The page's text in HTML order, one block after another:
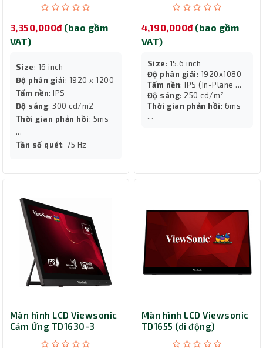
3,350,000đ (bao gồm
VAT)
Size: 16 inch
Độ phân giải: 1920 x 1200
Tấm nền: IPS
Độ sáng: 300 cd/m2
Thời gian phản hồi: 5ms
...
Tần số quét: 75 Hz
4,190,000đ (bao gồm
VAT)
Size: 15.6 inch
Độ phân giải: 1920x1080
Tấm nền: IPS (In-Plane ...
Độ sáng: 250 cd/m²
Thời gian phản hồi: 6ms
...
Màn hình LCD Viewsonic
Cảm Ứng TD1630-3
Màn hình LCD Viewsonic
TD1655 (di động)